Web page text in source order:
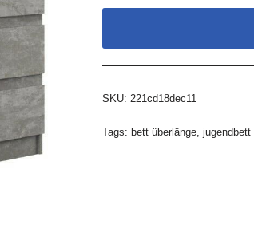
SKU: 221cd18dec11
Tags: bett überlänge, jugendbett